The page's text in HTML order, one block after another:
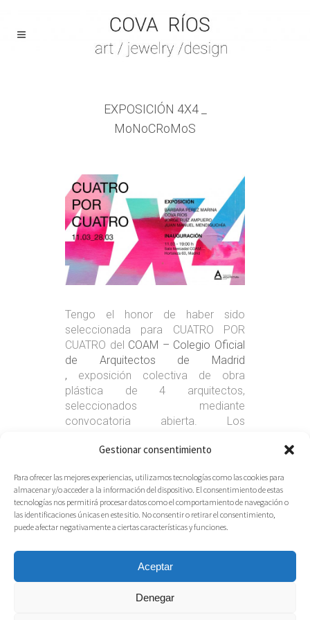
Gestionar consentimiento
Para ofrecer las mejores experiencias, utilizamos tecnologías como las cookies para
almacenar y/o acceder a la información del dispositivo. El consentimiento de estas
tecnologías nos permitirá procesar datos como el comportamiento de navegación o
las identificaciones únicas en este sitio. No consentir o retirar el consentimiento,
puede afectar negativamente a ciertas características y funciones.
Aceptar
Denegar
EXPOSICIÓN 4X4 _
MoNoCRoMoS
Tengo el honor de haber sido
seleccionada para CUATRO POR
CUATRO del COAM – Colegio Oficial
de Arquitectos de Madrid
, exposición colectiva de obra
plástica de 4 arquitectos,
seleccionados mediante
convocatoria abierta. Los
Bárbara Pérez Marina,Cova Ríos
Mendiguchía García.Read More
04.03.2019 Share